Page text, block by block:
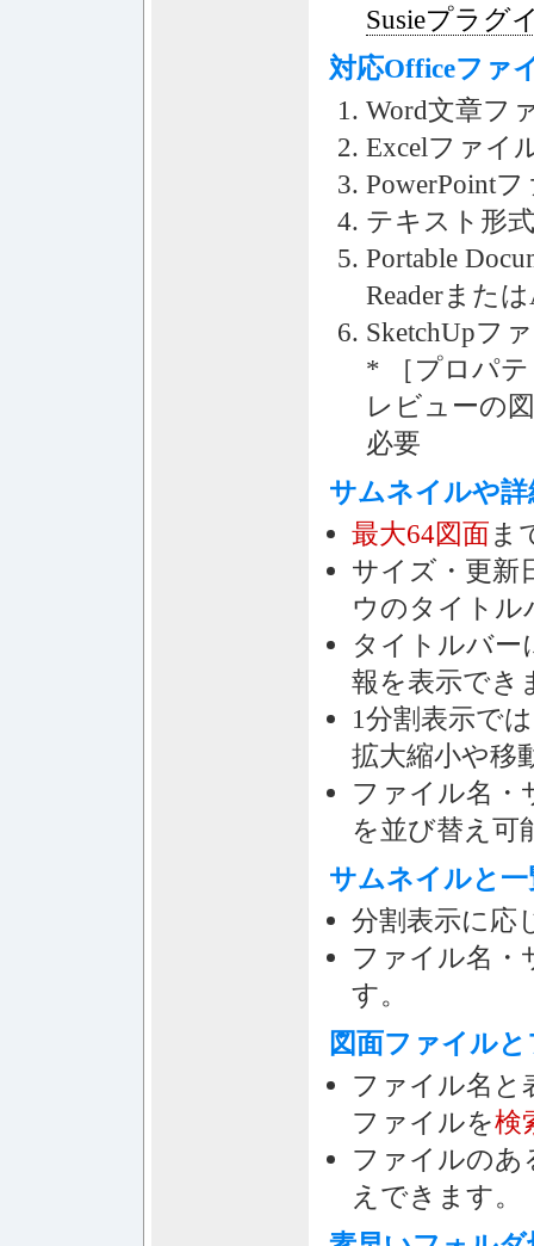
Susieプラグ
対応Officeファ
Word文章フ
Excelファイ
PowerPoint
テキスト形
Portable
Readerまた
SketchUpフ
* ［プロパ
レビューの
必要
サムネイルや
最大64図面ま
サイズ・更新
ウのタイトル
タイトルバー
報を表示でき
1分割表示で
拡大縮小や移
ファイル名・
を並び替え可
サムネイルと
分割表示に応
ファイル名・
す。
図面ファイル
ファイル名と
ファイルを検
ファイルのあ
えできます。